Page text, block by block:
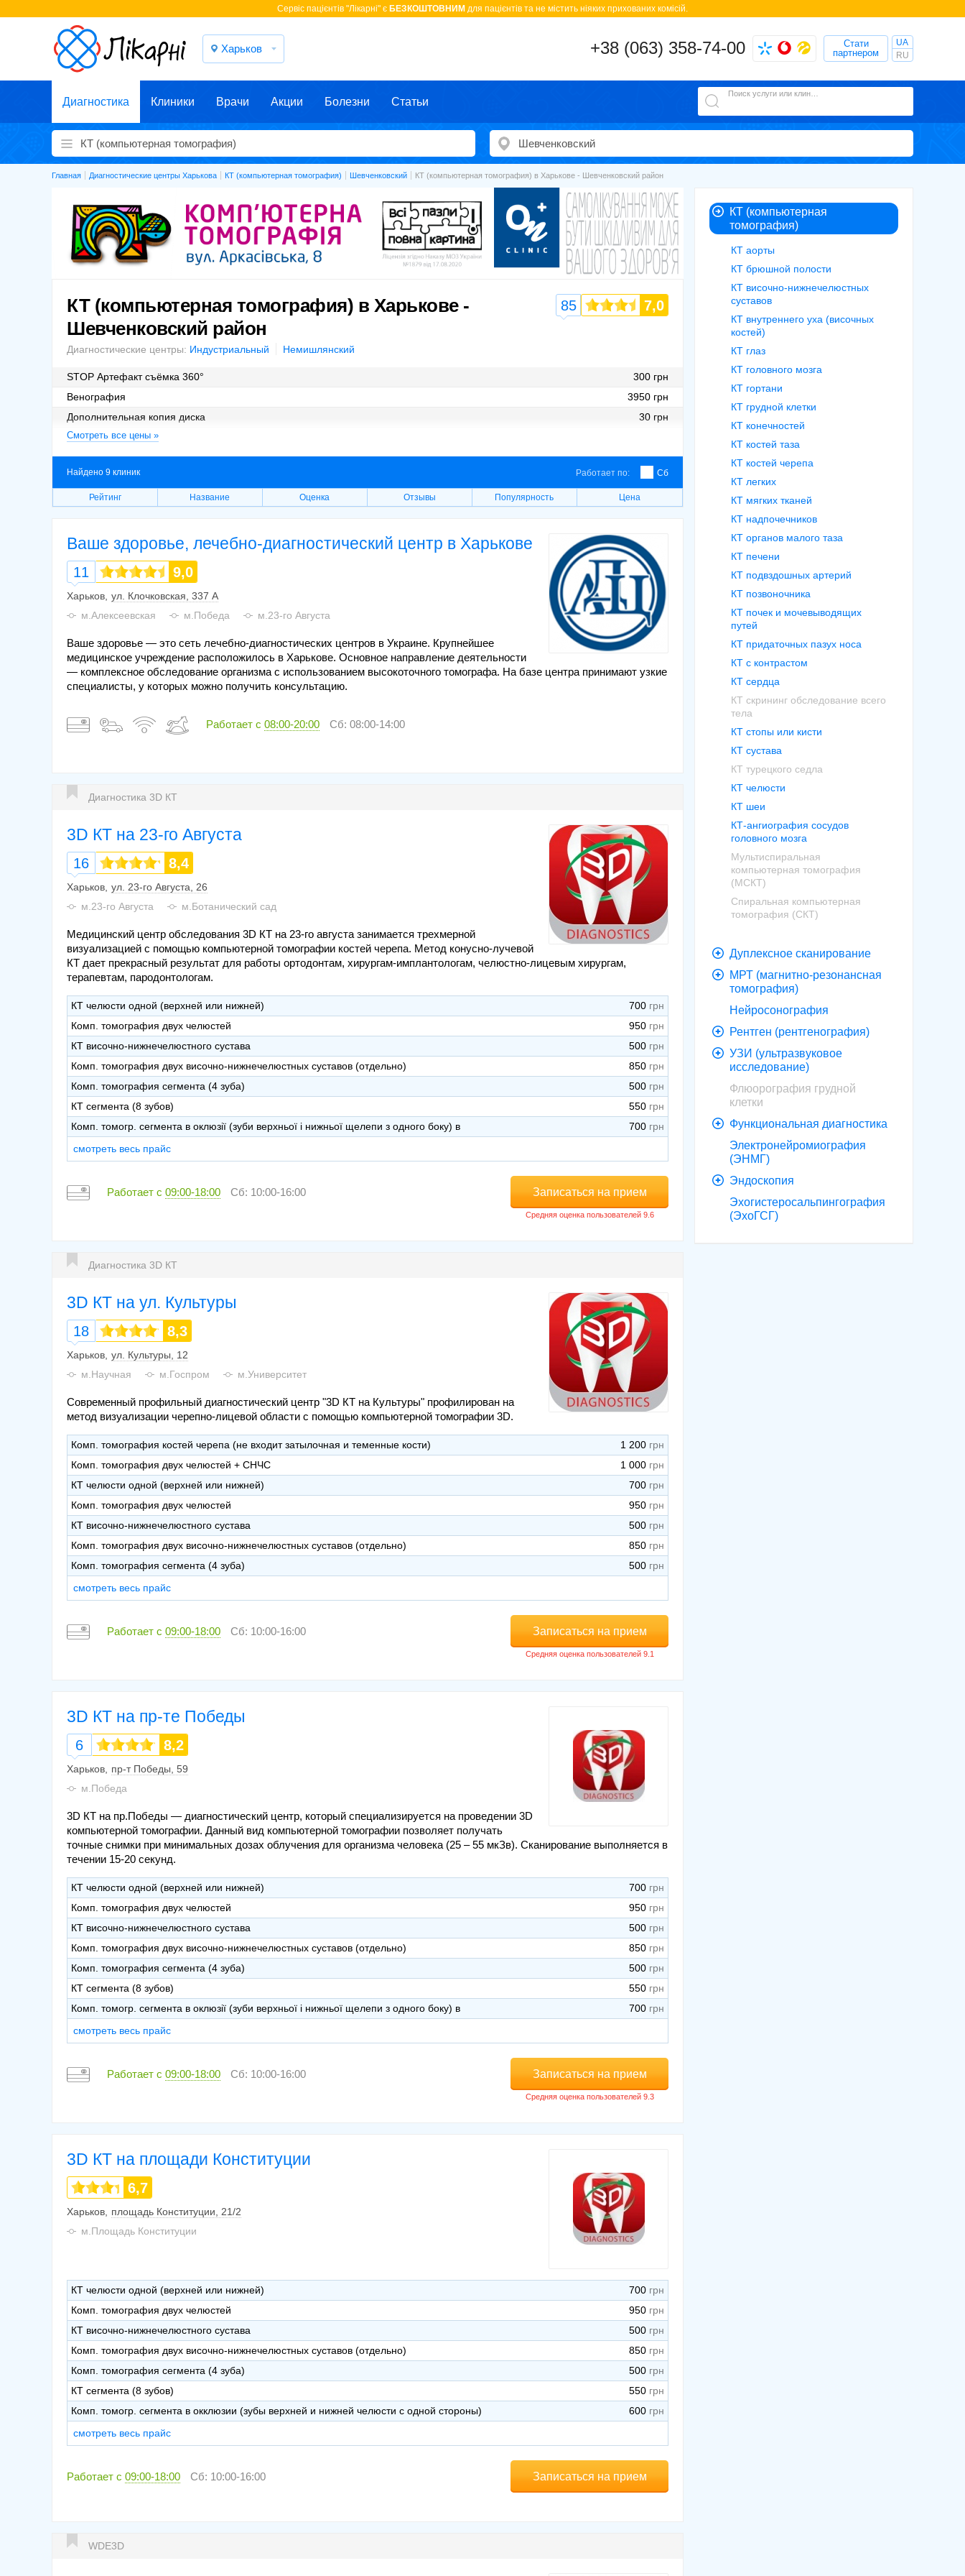
Cервіс пацієнтів "Лікарні" є БЕЗКОШТОВНИМ для пацієнтів та не містить ніяких прихованих комісій.
Харьков +38 (063) 358-74-00
Стати
партнером
UA
RU
Диагностика Клиники Врачи Акции Болезни Статьи
Главная Диагностические центры Харькова КТ (компьютерная томография) Шевченковский КТ (компьютерная томография) в Харькове - Шевченковский район
КТ (компьютерная томография) в Харькове -
Шевченковский район
Диагностические центры: Индустриальный Немишлянский
STOP Артефакт съёмка 360°
300 грн
Венография
3950 грн
Дополнительная копия диска
30 грн
Дополнительная распечатка на пленке
Запись результатов исследования на CD (повторно)
100 грн
Смотреть все цены »
85 7,0
Найдено 9 клиник Работает по: Сб
Рейтинг Название Оценка Отзывы Популярность Цена
Ваше здоровье, лечебно-диагностический центр в Харькове
11 9,0
Харьков ул. Клочковская, 337 А
м.Алексеевская
м.Победа м.23-го Августа
Ваше здоровье — это сеть лечебно-диагностических центров в Украине. Крупнейшее
медицинское учреждение расположилось в Харькове. Основное направление деятельности
— комплексное обследование организма с использованием высокоточного томографа. На базе центра принимают узкие
специалисты, у которых можно получить консультацию.
Работает с 08:00-20:00 Сб: 08:00-14:00
Диагностика 3D КТ
3D КТ на 23-го Августа
16 8,4
Харьков ул. 23-го Августа, 26
м.23-го Августа
м.Ботанический сад
Медицинский центр обследования 3D КТ на 23-го августа занимается трехмерной
визуализацией с помощью компьютерной томографии костей черепа. Метод конусно-лучевой
КТ дает прекрасный результат для работы ортодонтам, хирургам-имплантологам, челюстно-лицевым хирургам,
терапевтам, пародонтологам.
КТ челюсти одной (верхней или нижней)
700
Комп. томография двух челюстей
950
КТ височно-нижнечелюстного сустава
500
Комп. томография двух височно-нижнечелюстных суставов (отдельно)
850
Комп. томография сегмента (4 зуба)
500
КТ сегмента (8 зубов)
550
Комп. томогр. сегмента в оклюзії (зуби верхньої і нижньої щелепи з одного боку) в
700
смотреть весь прайс
Работает с 09:00-18:00 Сб: 10:00-16:00 Записаться на прием
Диагностика 3D КТ
3D КТ на ул. Культуры
18 8,3
Харьков ул. Культуры, 12
м.Научная
м.Госпром м.Университет
Современный профильный диагностический центр "3D КТ на Культуры" профилирован на
метод визуализации черепно-лицевой области с помощью компьютерной томографии 3D.
Комп. томография костей черепа (не входит затылочная и теменные кости)
1 200
Комп. томография двух челюстей + СНЧС
1 000
КТ челюсти одной (верхней или нижней)
700
Комп. томография двух челюстей
950
КТ височно-нижнечелюстного сустава
500
Комп. томография двух височно-нижнечелюстных суставов (отдельно)
850
Комп. томография сегмента (4 зуба)
500
смотреть весь прайс
Работает с 09:00-18:00 Сб: 10:00-16:00 Записаться на прием
3D КТ на пр-те Победы
6 8,2
Харьков
пр-т Победы, 59
м.Победа
3D КТ на пр.Победы — диагностический центр, который специализируется на проведении 3D
компьютерной томографии. Данный вид компьютерной томографии позволяет получать
точные снимки при минимальных дозах облучения для организма человека (25 – 55 мкЗв). Сканирование выполняется в
течении 15-20 секунд.
КТ челюсти одной (верхней или нижней)
700
Комп. томография двух челюстей
950
КТ височно-нижнечелюстного сустава
500
Комп. томография двух височно-нижнечелюстных суставов (отдельно)
850
Комп. томография сегмента (4 зуба)
500
КТ сегмента (8 зубов)
550
Комп. томогр. сегмента в оклюзії (зуби верхньої і нижньої щелепи з одного боку) в
700
смотреть весь прайс
Работает с 09:00-18:00 Сб: 10:00-16:00 Записаться на прием
3D КТ на площади Конституции
6,7
Харьков
площадь Конституции, 21/2
м.Площадь Конституции
КТ челюсти одной (верхней или нижней)
700
Комп. томография двух челюстей
950
КТ височно-нижнечелюстного сустава
500
Комп. томография двух височно-нижнечелюстных суставов (отдельно)
850
Комп. томография сегмента (4 зуба)
500
КТ сегмента (8 зубов)
550
Комп. томогр. сегмента в окклюзии (зубы верхней и нижней челюсти с одной стороны)
600
смотреть весь прайс
Работает с 09:00-18:00 Сб: 10:00-16:00 Записаться на прием
WDE3D
КТ (компьютерная
томография)
КТ аорты
КТ брюшной полости
КТ височно-нижнечелюстных
суставов
КТ внутреннего уха (височных
костей)
КТ глаз
КТ головного мозга
КТ гортани
КТ грудной клетки
КТ конечностей
КТ костей таза
КТ костей черепа
КТ легких
КТ мягких тканей
КТ надпочечников
КТ органов малого таза
КТ печени
КТ подвздошных артерий
КТ позвоночника
КТ почек и мочевыводящих
путей
КТ придаточных пазух носа
КТ с контрастом
КТ сердца
КТ скрининг обследование всего
тела
КТ стопы или кисти
КТ сустава
КТ турецкого седла
КТ челюсти
КТ шеи
КТ-ангиография сосудов
головного мозга
Мультиспиральная
компьютерная томография
(МСКТ)
Спиральная компьютерная
томография (СКТ)
Дуплексное сканирование
МРТ (магнитно-резонансная
томография)
Нейросонография
Рентген (рентгенография)
УЗИ (ультразвуковое
исследование)
Флюорография грудной
клетки
Функциональная диагностика
Электронейромиография
(ЭНМГ)
Эндоскопия
Эхогистеросальпингография
(ЭхоГСГ)